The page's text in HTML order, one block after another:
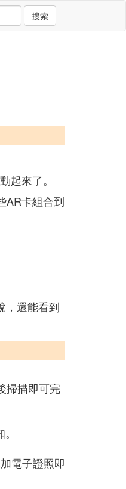
搜索
起來了。
AR卡組合到
，還能看到
掃描即可完
電子證照即